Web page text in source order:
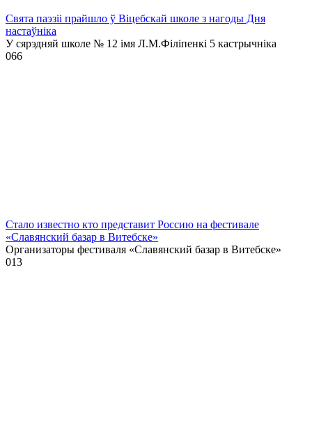
Свята паэзіі прайшло ў Віцебскай школе з нагоды Дня
настаўніка
У сярэдняй школе № 12 імя Л.М.Філіпенкі 5 кастрычніка
066
Стало известно кто представит Россию на фестивале
«Славянский базар в Витебске»
Организаторы фестиваля «Славянский базар в Витебске»
013